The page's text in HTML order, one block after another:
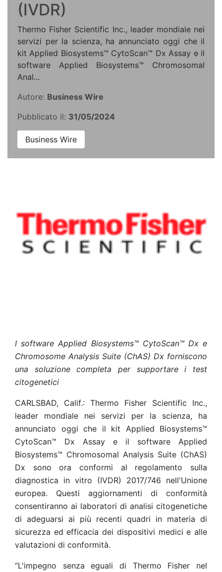
(IVDR)
Thermo Fisher Scientific Inc., leader mondiale nei
servizi per la scienza, ha annunciato oggi che il
kit Applied Biosystems™ CytoScan™ Dx Assay e il
software Applied Biosystems™ Chromosomal
Anal...
Autore: Business Wire
Pubblicato il: 31/05/2024
Business Wire
I software Applied Biosystems™ CytoScan™ Dx e
Chromosome Analysis Suite (ChAS) Dx forniscono
una soluzione completa per supportare i test
citogenetici
CARLSBAD, Calif.: Thermo Fisher Scientific Inc.,
leader mondiale nei servizi per la scienza, ha
annunciato oggi che il kit Applied Biosystems™
CytoScan™ Dx Assay e il software Applied
Biosystems™ Chromosomal Analysis Suite (ChAS)
Dx sono ora conformi al regolamento sulla
diagnostica in vitro (IVDR) 2017/746 nell'Unione
europea. Questi aggiornamenti di conformità
consentiranno ai laboratori di analisi citogenetiche
di adeguarsi ai più recenti quadri in materia di
sicurezza ed efficacia dei dispositivi medici e alle
valutazioni di conformità.
“L'impegno senza eguali di Thermo Fisher nel